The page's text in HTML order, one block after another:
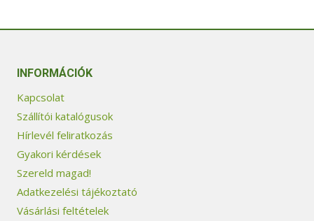
INFORMÁCIÓK
Kapcsolat
Szállítói katalógusok
Hírlevél feliratkozás
Gyakori kérdések
Szereld magad!
Adatkezelési tájékoztató
Vásárlási feltételek